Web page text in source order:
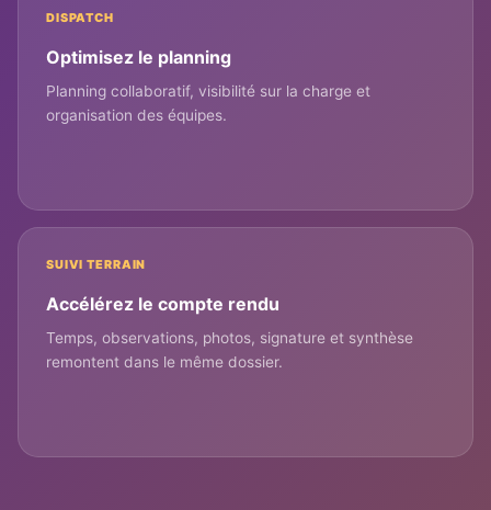
DISPATCH
Optimisez le planning
Planning collaboratif, visibilité sur la charge et
organisation des équipes.
SUIVI TERRAIN
Accélérez le compte rendu
Temps, observations, photos, signature et synthèse
remontent dans le même dossier.